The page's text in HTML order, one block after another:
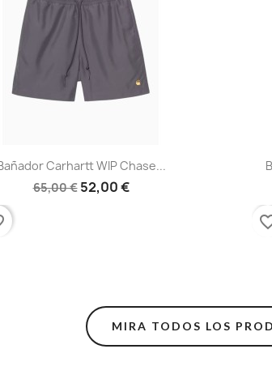
Vista rápida
Carhartt WIP Chase...
€52,00 €
Bolsa
MIRA TODOS LOS